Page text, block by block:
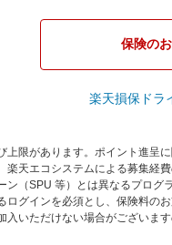
保険の
楽天損保ドラ
限があります。ポイント進呈
天エコシステムによる募集経
（SPU 等）とは異なるプログラ
グインを必須とし、保険料の
いただけない場合がございます